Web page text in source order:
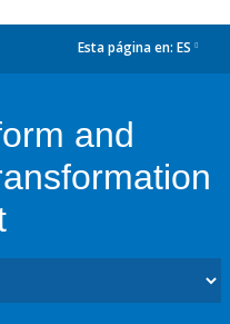
Esta página en: ES
and